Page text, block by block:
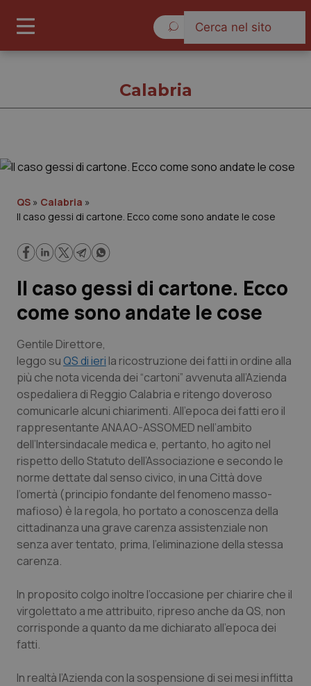
Cronache
Lavoro e Professioni
Scienza e Farmaci
Studi e Analisi
Lettere al direttore
Edizioni Regionali
QS Pro
Professionisti Sanitari.AI
Abruzzo
Basilicata
Calabria
Campania
QS Pro Gold
Artrite & artrosi
Asma & BPCO
Car-T
QS Club Newsletter
Calabria
QS » Calabria »
Il caso gessi di cartone. Ecco come sono andate le cose
Il caso gessi di cartone. Ecco
come sono andate le cose
Gentile Direttore,
leggo su QS di ieri la ricostruzione dei fatti in ordine alla
più che nota vicenda dei “cartoni” avvenuta all’Azienda
ospedaliera di Reggio Calabria e ritengo doveroso
comunicarle alcuni chiarimenti. All’epoca dei fatti ero il
rappresentante ANAAO-ASSOMED nell’ambito
dell’Intersindacale medica e, pertanto, ho agito nel
rispetto dello Statuto dell’Associazione e secondo le
norme dettate dal senso civico, in una Città dove
l’omertà (principio fondante del fenomeno masso-
mafioso) è la regola, ho portato a conoscenza della
cittadinanza una grave carenza assistenziale non
senza aver tentato, prima, l’eliminazione della stessa
carenza.
In proposito colgo inoltre l’occasione per chiarire che il
virgolettato a me attribuito, ripreso anche da QS, non
corrisponde a quanto da me dichiarato all’epoca dei
fatti.
In realtà l’Azienda con la sospensione di sei mesi inflitta